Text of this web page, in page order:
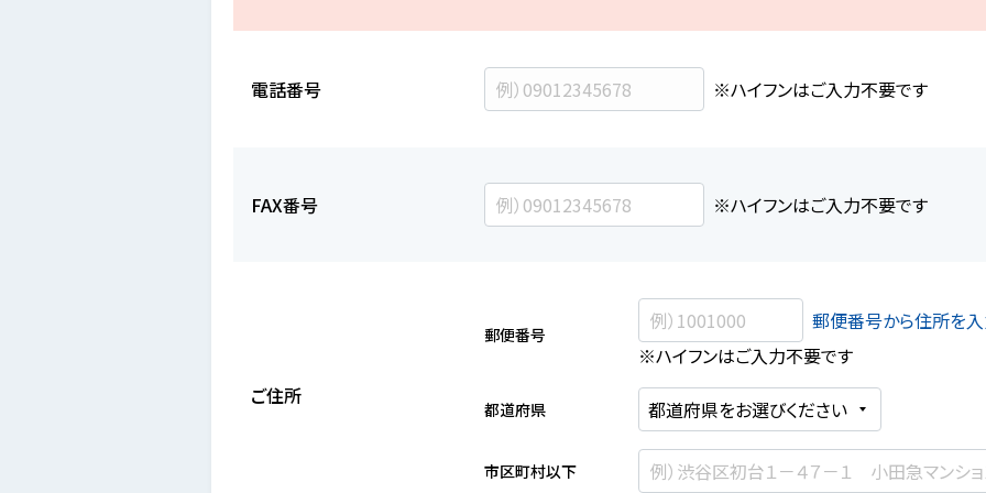
電話番号 ※ハイフンはご入力不要です
FAX番号 ※ハイフンはご入力不要です
ご住所
郵便番号
郵便番号から住所を
※ハイフンはご入力不要です
都道府県
市区町村以下